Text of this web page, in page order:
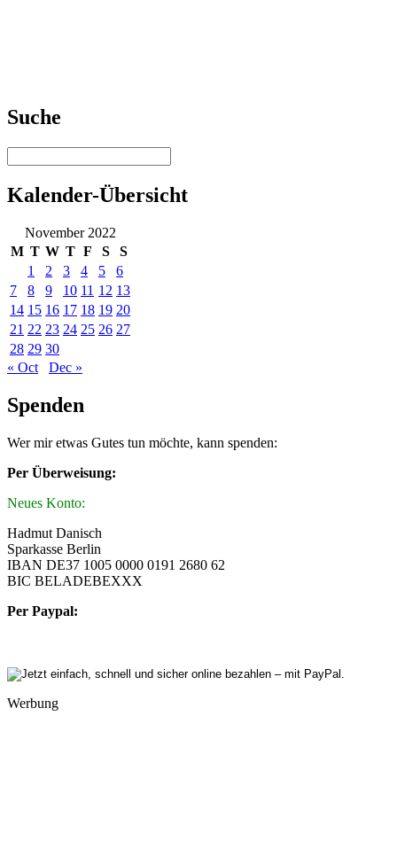
Suche
Kalender-Übersicht
November 2022
M T W T F S
S
1
2 3 4 5
6
7
8 9 10 11 12 13
14 15 16 17 18 19 20
21 22 23 24 25 26 27
28 29 30
« Oct
Dec »
Spenden
Wer mir etwas Gutes tun möchte, kann spenden:
Per Überweisung:
Neues Konto:
Hadmut Danisch
Sparkasse Berlin
IBAN DE37 1005 0000 0191 2680 62
BIC BELADEBEXXX
Per Paypal:
Werbung